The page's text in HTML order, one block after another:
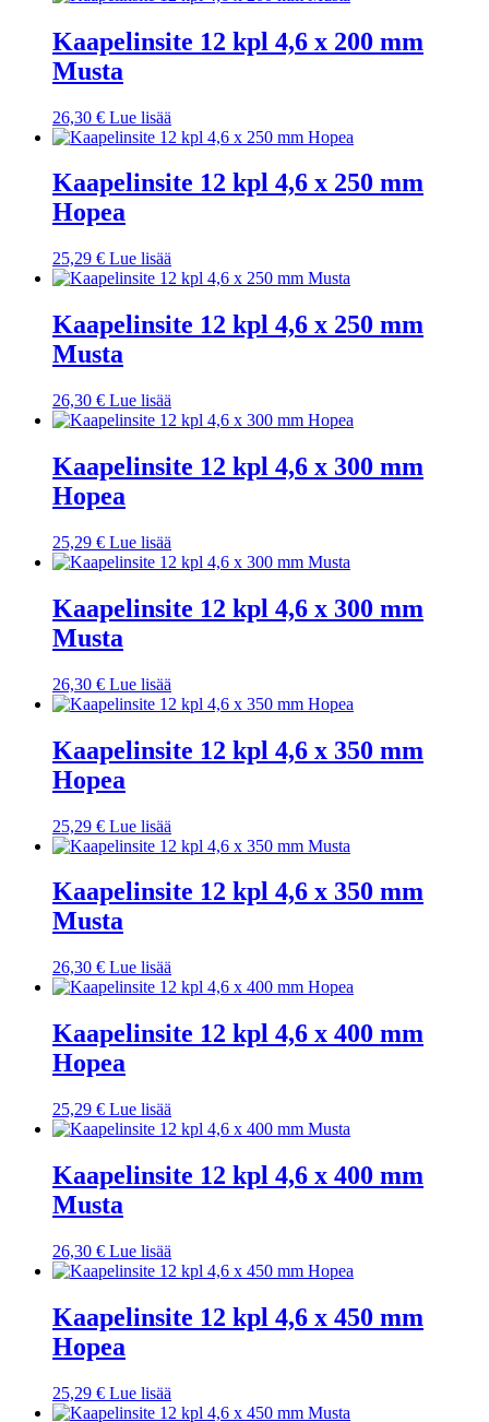
Kaapelinsite 12 kpl 4,6 x 200 mm
Musta
26,30 € Lue lisää
Kaapelinsite 12 kpl 4,6 x 250 mm
Hopea
25,29 € Lue lisää
Kaapelinsite 12 kpl 4,6 x 250 mm
Musta
26,30 € Lue lisää
Kaapelinsite 12 kpl 4,6 x 300 mm
Hopea
25,29 € Lue lisää
Kaapelinsite 12 kpl 4,6 x 300 mm
Musta
26,30 € Lue lisää
Kaapelinsite 12 kpl 4,6 x 350 mm
Hopea
25,29 € Lue lisää
Kaapelinsite 12 kpl 4,6 x 350 mm
Musta
26,30 € Lue lisää
Kaapelinsite 12 kpl 4,6 x 400 mm
Hopea
25,29 € Lue lisää
Kaapelinsite 12 kpl 4,6 x 400 mm
Musta
26,30 € Lue lisää
Kaapelinsite 12 kpl 4,6 x 450 mm
Hopea
25,29 € Lue lisää